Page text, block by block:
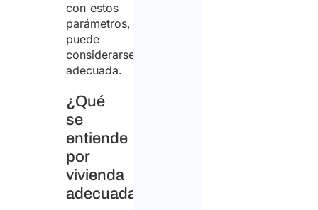
con estos
parámetros,
puede
considerarse
adecuada.
¿Qué
se
entiende
por
vivienda
adecuada?